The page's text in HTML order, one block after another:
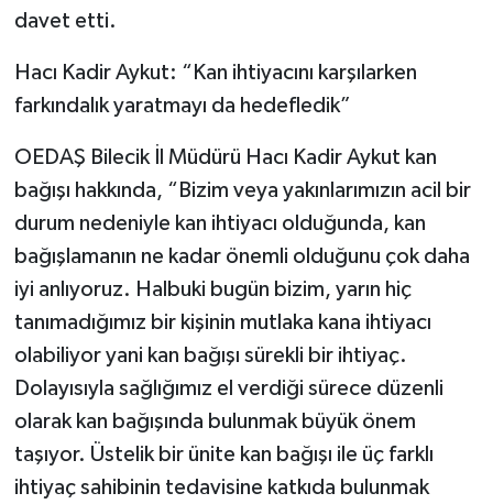
davet etti.
Hacı Kadir Aykut: “Kan ihtiyacını karşılarken
farkındalık yaratmayı da hedefledik”
OEDAŞ Bilecik İl Müdürü Hacı Kadir Aykut kan
bağışı hakkında, “Bizim veya yakınlarımızın acil bir
durum nedeniyle kan ihtiyacı olduğunda, kan
bağışlamanın ne kadar önemli olduğunu çok daha
iyi anlıyoruz. Halbuki bugün bizim, yarın hiç
tanımadığımız bir kişinin mutlaka kana ihtiyacı
olabiliyor yani kan bağışı sürekli bir ihtiyaç.
Dolayısıyla sağlığımız el verdiği sürece düzenli
olarak kan bağışında bulunmak büyük önem
taşıyor. Üstelik bir ünite kan bağışı ile üç farklı
ihtiyaç sahibinin tedavisine katkıda bulunmak